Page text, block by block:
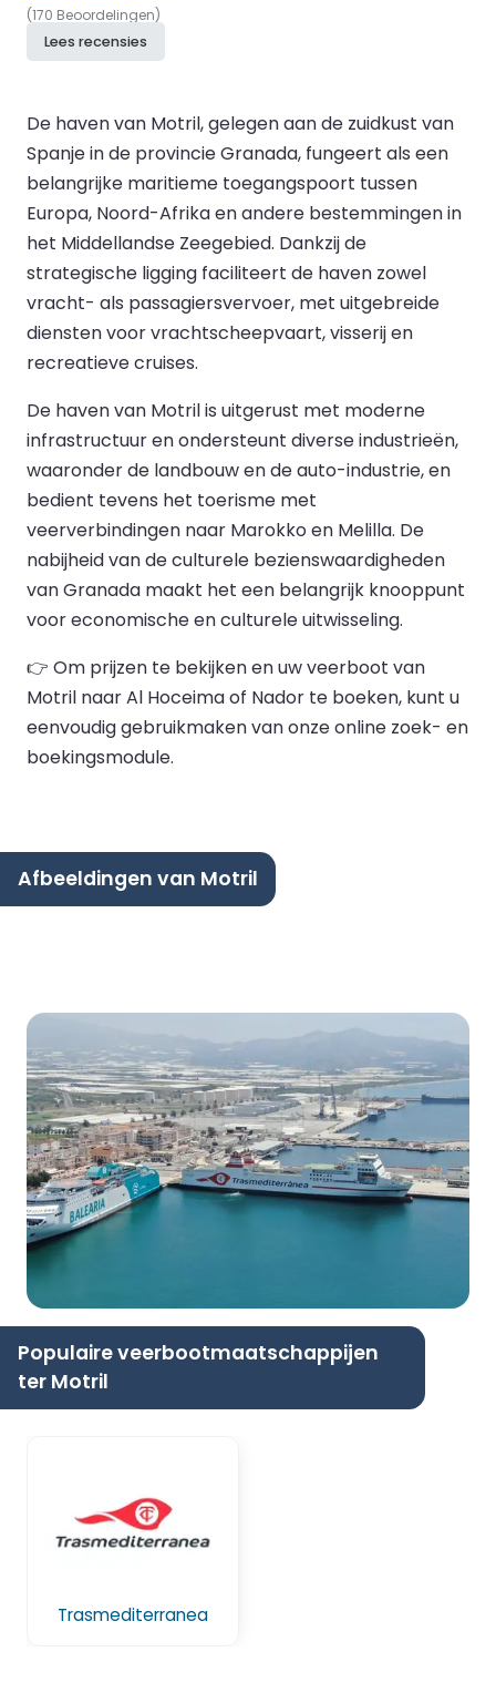
(170 Beoordelingen)
Lees recensies
De haven van Motril, gelegen aan de zuidkust van
Spanje in de provincie Granada, fungeert als een
belangrijke maritieme toegangspoort tussen
Europa, Noord-Afrika en andere bestemmingen in
het Middellandse Zeegebied. Dankzij de
strategische ligging faciliteert de haven zowel
vracht- als passagiersvervoer, met uitgebreide
diensten voor vrachtscheepvaart, visserij en
recreatieve cruises.
De haven van Motril is uitgerust met moderne
infrastructuur en ondersteunt diverse industrieën,
waaronder de landbouw en de auto-industrie, en
bedient tevens het toerisme met
veerverbindingen naar Marokko en Melilla. De
nabijheid van de culturele bezienswaardigheden
van Granada maakt het een belangrijk knooppunt
voor economische en culturele uitwisseling.
👉 Om prijzen te bekijken en uw veerboot van
Motril naar Al Hoceima of Nador te boeken, kunt u
eenvoudig gebruikmaken van onze online zoek- en
boekingsmodule.
Afbeeldingen van Motril
Populaire veerbootmaatschappijen
ter Motril
Trasmediterranea